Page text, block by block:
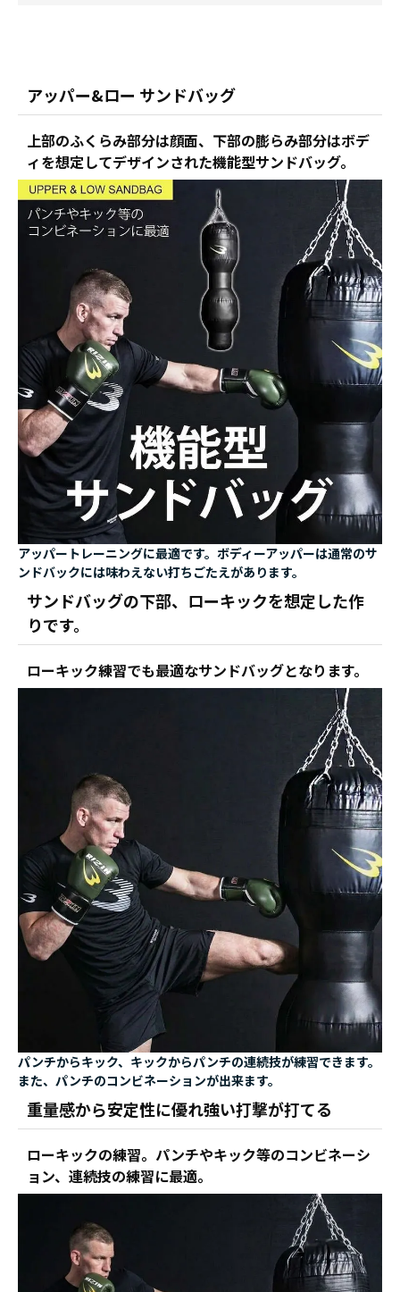
アッパー&ロー サンドバッグ
上部のふくらみ部分は顔面、下部の膨らみ部分はボデ
ィを想定してデザインされた機能型サンドバッグ。
アッパートレーニングに最適です。ボディーアッパーは通常のサ
ンドバックには味わえない打ちごたえがあります。
サンドバッグの下部、ローキックを想定した作
りです。
ローキック練習でも最適なサンドバッグとなります。
パンチからキック、キックからパンチの連続技が練習できます。
また、パンチのコンビネーションが出来ます。
重量感から安定性に優れ強い打撃が打てる
ローキックの練習。パンチやキック等のコンビネーシ
ョン、連続技の練習に最適。